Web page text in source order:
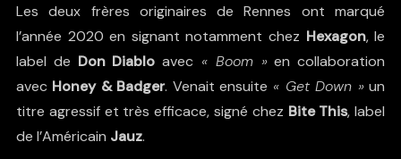
Les deux frères originaires de Rennes ont marqué
l’année 2020 en signant notamment chez Hexagon, le
label de Don Diablo avec « Boom »en collaboration
avec Honey & Badger. Venait ensuite « Get Down »un
titre agressif et très efficace, signé chez Bite This, label
de l’Américain Jauz.